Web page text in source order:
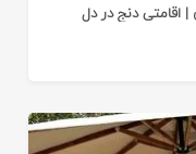
| اقامتی دنج در دل